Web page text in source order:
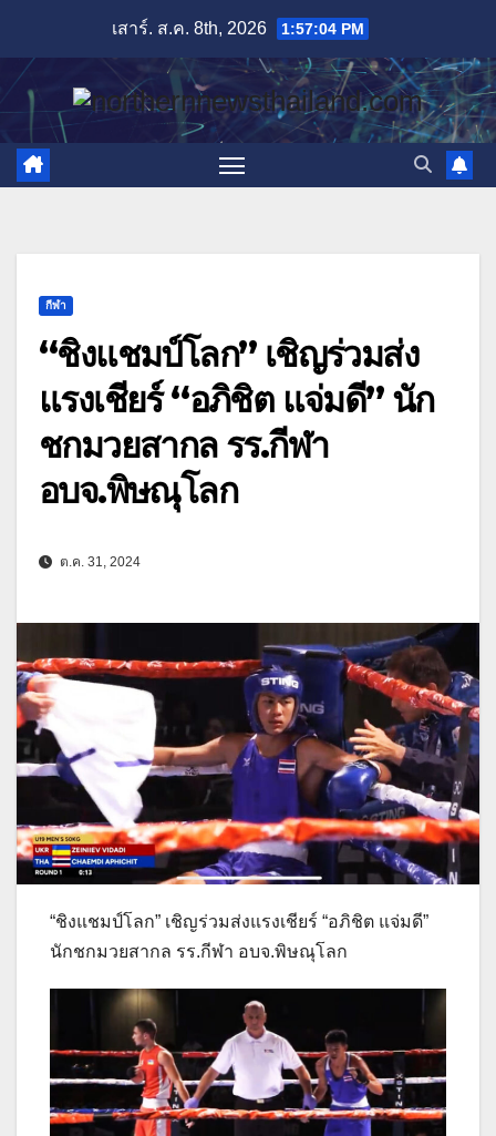
content
เสาร์. ส.ค. 8th, 2026 1:57:06 PM
กีฬา
“ชิงแชมป์โลก” เชิญร่วมส่ง
แรงเชียร์ “อภิชิต แจ่มดี” นัก
ชกมวยสากล รร.กีฬา
อบจ.พิษณุโลก
ต.ค. 31, 2024
“ชิงแชมป์โลก” เชิญร่วมส่งแรงเชียร์ “อภิชิต แจ่มดี”
นักชกมวยสากล รร.กีฬา อบจ.พิษณุโลก